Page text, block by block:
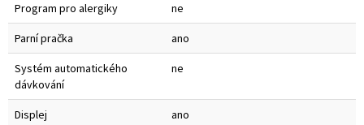
Program pro alergiky ne
Parní pračka ano
Systém automatického
dávkování
ne
Displej ano